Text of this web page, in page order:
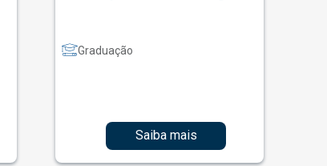
Graduação
Saiba mais